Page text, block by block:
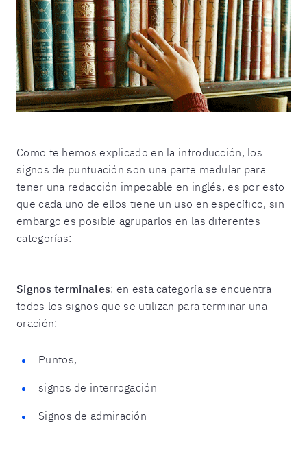
Como te hemos explicado en la introducción, los
signos de puntuación son una parte medular para
tener una redacción impecable en inglés, es por esto
que cada uno de ellos tiene un uso en específico, sin
embargo es posible agruparlos en las diferentes
categorías:
Signos terminales: en esta categoría se encuentra
todos los signos que se utilizan para terminar una
oración:
Puntos,
signos de interrogación
Signos de admiración